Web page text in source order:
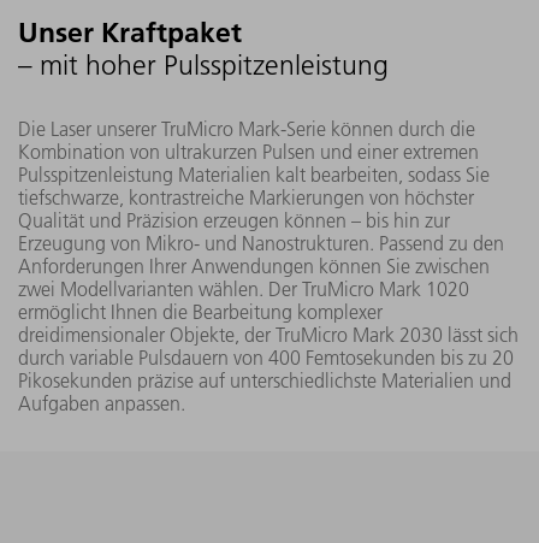
Unser Kraftpaket
– mit hoher Pulsspitzenleistung
Die Laser unserer TruMicro Mark-Serie können durch die
Kombination von ultrakurzen Pulsen und einer extremen
Pulsspitzenleistung Materialien kalt bearbeiten, sodass Sie
tiefschwarze, kontrastreiche Markierungen von höchster
Qualität und Präzision erzeugen können – bis hin zur
Erzeugung von Mikro- und Nanostrukturen. Passend zu den
Anforderungen Ihrer Anwendungen können Sie zwischen
zwei Modellvarianten wählen. Der TruMicro Mark 1020
ermöglicht Ihnen die Bearbeitung komplexer
dreidimensionaler Objekte, der TruMicro Mark 2030 lässt sich
durch variable Pulsdauern von 400 Femtosekunden bis zu 20
Pikosekunden präzise auf unterschiedlichste Materialien und
Aufgaben anpassen.